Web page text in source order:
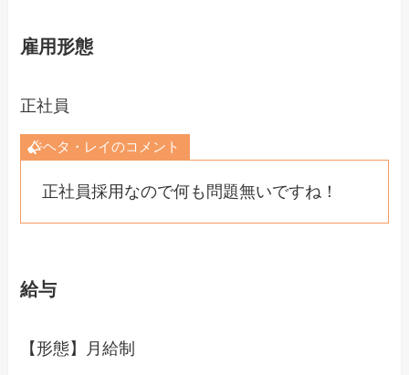
雇用形態
正社員
ヘタ・レイのコメント
正社員採用なので何も問題無いですね！
給与
【形態】月給制